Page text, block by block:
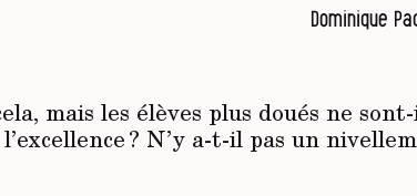
Dominique
mais les élèves plus doués ne
? N’y a-t-il pas un